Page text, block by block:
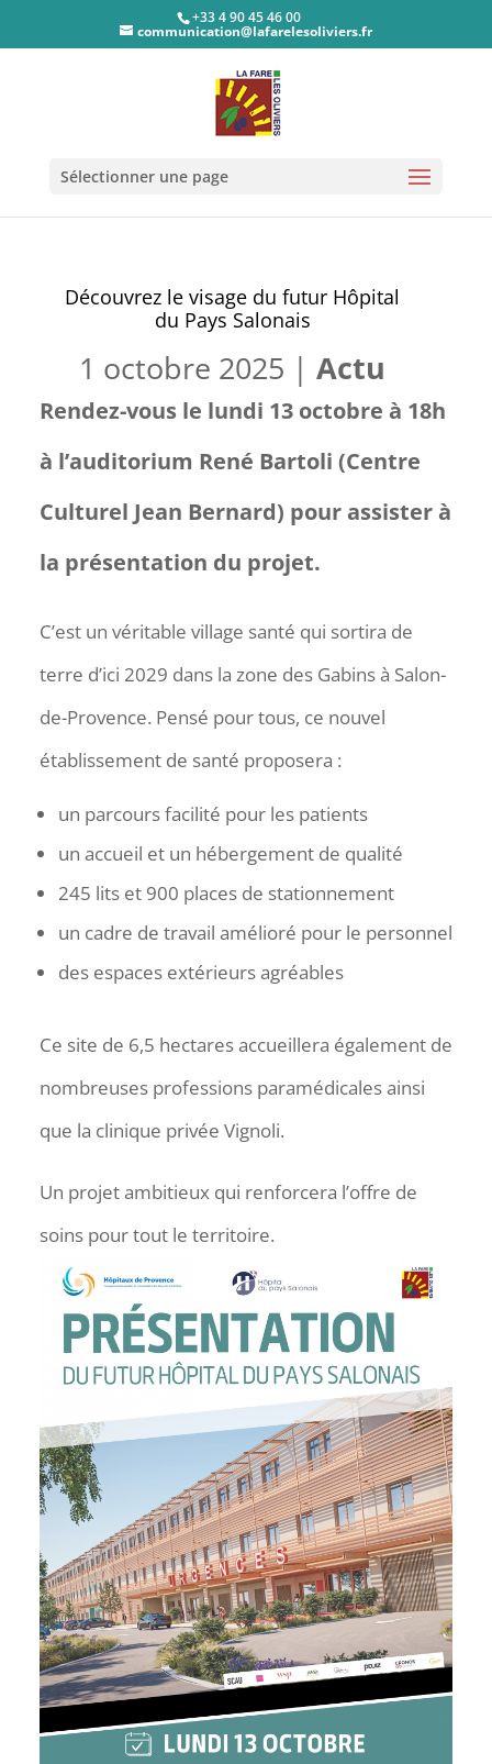
+33 4 90 45 46 00
communication@lafarelesoliviers.fr
Sélectionner une page
Découvrez le visage du futur Hôpital
du Pays Salonais
1 octobre 2025 |Actu
Rendez-vous le lundi 13 octobre à 18h
à l’auditorium René Bartoli (Centre
Culturel Jean Bernard) pour assister à
la présentation du projet.
C’est un véritable village santé qui sortira de
terre d’ici 2029 dans la zone des Gabins à Salon-
de-Provence. Pensé pour tous, ce nouvel
établissement de santé proposera :
un parcours facilité pour les patients
un accueil et un hébergement de qualité
245 lits et 900 places de stationnement
un cadre de travail amélioré pour le personnel
des espaces extérieurs agréables
Ce site de 6,5 hectares accueillera également de
nombreuses professions paramédicales ainsi
que la clinique privée Vignoli.
Un projet ambitieux qui renforcera l’offre de
soins pour tout le territoire.